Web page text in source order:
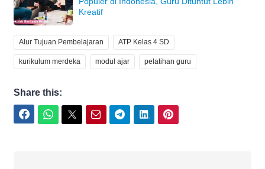
Kreatif
Alur Tujuan Pembelajaran ATP Kelas 4 SD
kurikulum merdeka modul ajar pelatihan guru
Share this: